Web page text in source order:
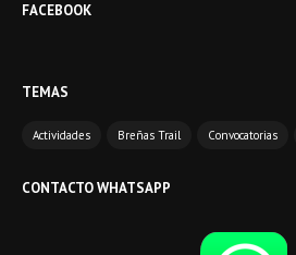
FACEBOOK
TEMAS
Actividades Breñas Trail Convocatorias
CONTACTO WHATSAPP